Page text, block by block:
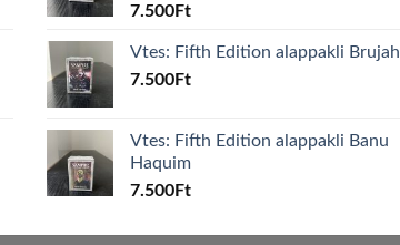
7.500Ft
Vtes: Fifth Edition alappakli Brujah
7.500Ft
Vtes: Fifth Edition alappakli Banu
Haquim
7.500Ft